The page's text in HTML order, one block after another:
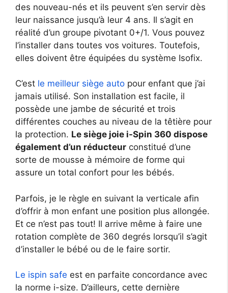
des nouveau-nés et ils peuvent s’en servir dès
leur naissance jusqu’à leur 4 ans. Il s’agit en
réalité d’un groupe pivotant 0+/1. Vous pouvez
l’installer dans toutes vos voitures. Toutefois,
elles doivent être équipées du système Isofix.
C’est le meilleur siège auto pour enfant que j’ai
jamais utilisé. Son installation est facile, il
possède une jambe de sécurité et trois
différentes couches au niveau de la têtière pour
la protection. Le siège joie i-Spin 360 dispose
également d’un réducteur constitué d’une
sorte de mousse à mémoire de forme qui
assure un total confort pour les bébés.
Parfois, je le règle en suivant la verticale afin
d’offrir à mon enfant une position plus allongée.
Et ce n’est pas tout! Il arrive même à faire une
rotation complète de 360 degrés lorsqu’il s’agit
d’installer le bébé ou de le faire sortir.
Le ispin safe est en parfaite concordance avec
la norme i-size. D’ailleurs, cette dernière